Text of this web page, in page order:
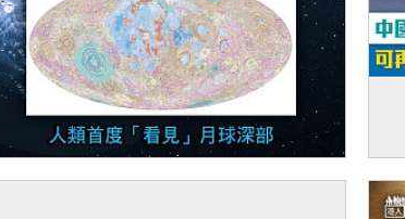
平